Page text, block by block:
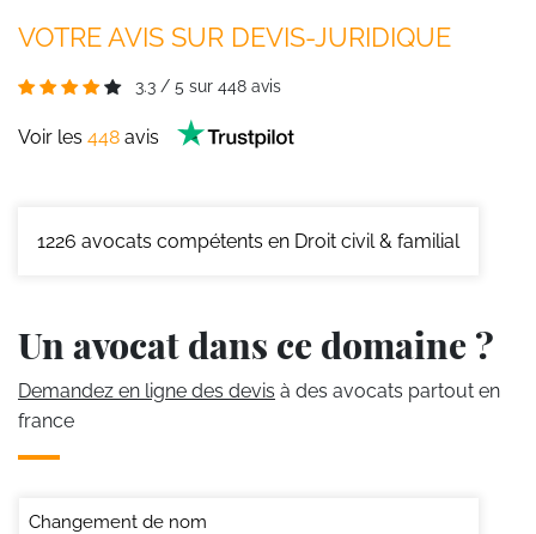
VOTRE AVIS SUR DEVIS-JURIDIQUE
3.3 / 5 sur 448 avis
Voir les 448 avis
1226 avocats compétents en Droit civil & familial
Un avocat dans ce domaine ?
Demandez en ligne des devis à des avocats partout en
france
Changement de nom